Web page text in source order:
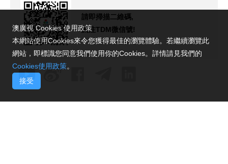
請即掃描二維碼,
關注TDM微信號!
澳廣視 Cookies 使用政策
本網站使用Cookies來令您獲得最佳的瀏覽體驗。若繼續瀏覽此
網站，即標識您同意我們使用你的Cookies。詳情請見我們的
Cookies使用政策。
接受